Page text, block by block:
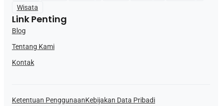
Wisata
Link Penting
Blog
Tentang Kami
Kontak
Ketentuan PenggunaanKebijakan Data Pribadi